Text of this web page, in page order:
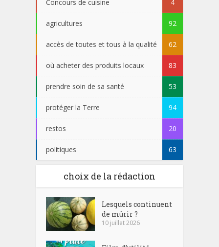
Concours de cuisine 4
agricultures 92
accès de toutes et tous à la qualité 62
où acheter des produits locaux 83
prendre soin de sa santé 53
protéger la Terre 94
restos 20
politiques 63
choix de la rédaction
Lesquels continuent
de mûrir ?
10 juillet 2026